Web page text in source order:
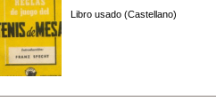
Libro usado (Castellano)